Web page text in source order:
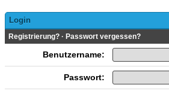
Login
Registrierung? · Passwort vergessen?
Benutzername:
Passwort: